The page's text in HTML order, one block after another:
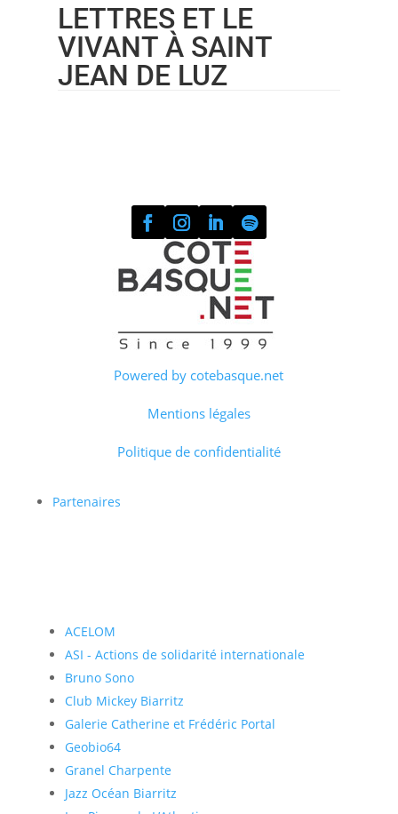
LETTRES ET LE
VIVANT À SAINT
JEAN DE LUZ
Powered by cotebasque.net
Mentions légales
Politique de confidentialité
Partenaires
ACELOM
ASI - Actions de solidarité internationale
Bruno Sono
Club Mickey Biarritz
Galerie Catherine et Frédéric Portal
Geobio64
Granel Charpente
Jazz Océan Biarritz